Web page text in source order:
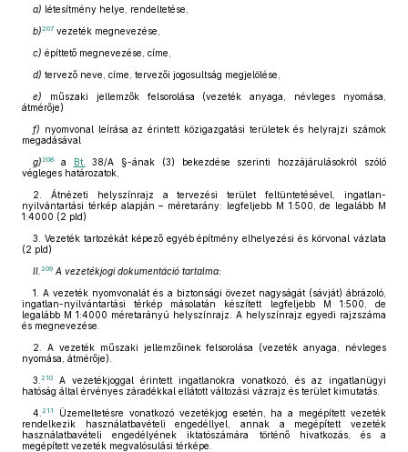
a) létesítmény helye, rendeltetése,
b)207 vezeték megnevezése,
c) építtető megnevezése, címe,
d) tervező neve, címe, tervezői jogosultság megjelölése,
e) műszaki jellemzők felsorolása (vezeték anyaga, névleges nyomása,
átmérője)
f) nyomvonal leírása az érintett közigazgatási területek és helyrajzi számok
megadásával
g)208 a Bt.
38/A §-ának (3) bekezdése szerinti hozzájárulásokról szóló
végleges határozatok,
2. Átnézeti helyszínrajz a tervezési terület feltüntetésével, ingatlan-
nyilvántartási térkép alapján – méretarány: legfeljebb M 1:500, de legalább M
1:4000 (2 pld)
3. Vezeték tartozékát képező egyéb építmény elhelyezési és körvonal vázlata
(2 pld)
II. 209 A vezetékjogi dokumentáció tartalma:
1. A vezeték nyomvonalát és a biztonsági övezet nagyságát (sávját) ábrázoló,
ingatlan-nyilvántartási térkép másolatán készített legfeljebb M 1:500, de
legalább M 1:4000 méretarányú helyszínrajz. A helyszínrajz egyedi rajzszáma
és megnevezése.
2. A vezeték műszaki jellemzőinek felsorolása (vezeték anyaga, névleges
nyomása, átmérője).
3. 210
A vezetékjoggal érintett ingatlanokra vonatkozó, és az ingatlanügyi
hatóság által érvényes záradékkal ellátott változási vázrajz és terület kimutatás.
4. 211
Üzemeltetésre vonatkozó vezetékjog esetén, ha a megépített vezeték
rendelkezik használatbavételi engedéllyel, annak a megépített vezeték
használatbavételi engedélyének iktatószámára történő hivatkozás, és a
megépített vezeték megvalósulási térképe.